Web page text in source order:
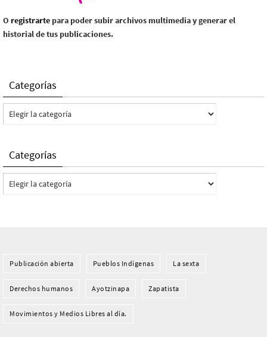
O registrarte para poder subir archivos multimedia y generar el
historial de tus publicaciones.
Categorías
Categorías
Categorías
Categorías
Publicación abierta Pueblos Indí­genas La sexta
Derechos humanos Ayotzinapa Zapatista
Movimientos y Medios Libres al día.